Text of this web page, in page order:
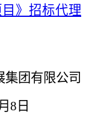
》招标代理
集团有限公司
8 日